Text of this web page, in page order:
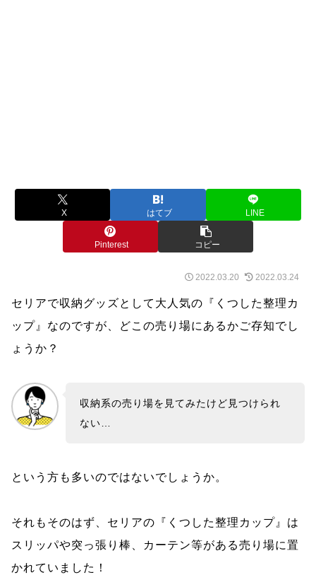
X はてブ LINE
Pinterest コピー
2022.03.20 2022.03.24
セリアで収納グッズとして大人気の『くつした整理カ
ップ』なのですが、どこの売り場にあるかご存知でし
ょうか？
収納系の売り場を見てみたけど見つけられ
ない…
という方も多いのではないでしょうか。
それもそのはず、セリアの『くつした整理カップ』は
スリッパや突っ張り棒、カーテン等がある売り場に置
かれていました！